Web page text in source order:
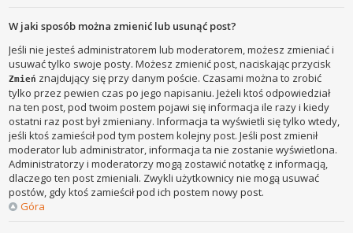
W jaki sposób można zmienić lub usunąć post?
Jeśli nie jesteś administratorem lub moderatorem, możesz zmieniać i
usuwać tylko swoje posty. Możesz zmienić post, naciskając przycisk
Zmień znajdujący się przy danym poście. Czasami można to zrobić
tylko przez pewien czas po jego napisaniu. Jeżeli ktoś odpowiedział
na ten post, pod twoim postem pojawi się informacja ile razy i kiedy
ostatni raz post był zmieniany. Informacja ta wyświetli się tylko wtedy,
jeśli ktoś zamieścił pod tym postem kolejny post. Jeśli post zmienił
moderator lub administrator, informacja ta nie zostanie wyświetlona.
Administratorzy i moderatorzy mogą zostawić notatkę z informacją,
dlaczego ten post zmieniali. Zwykli użytkownicy nie mogą usuwać
postów, gdy ktoś zamieścił pod ich postem nowy post.
Góra